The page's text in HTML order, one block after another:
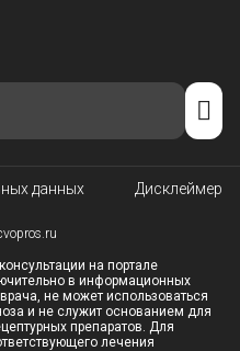
данных Дисклеймер
на портале
в информационных
не может использоваться
и не служит основанием для
препаратов. Для
лечения